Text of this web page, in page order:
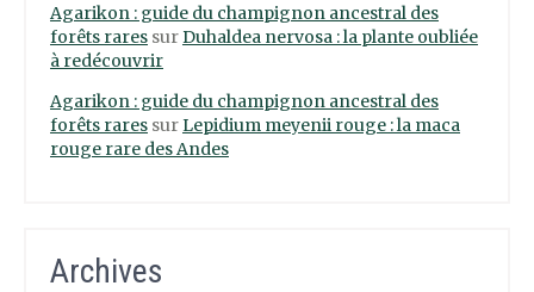
Agarikon : guide du champignon ancestral des
forêts rares surDuhaldea nervosa : la plante oubliée
à redécouvrir
Agarikon : guide du champignon ancestral des
forêts rares surLepidium meyenii rouge : la maca
rouge rare des Andes
Archives